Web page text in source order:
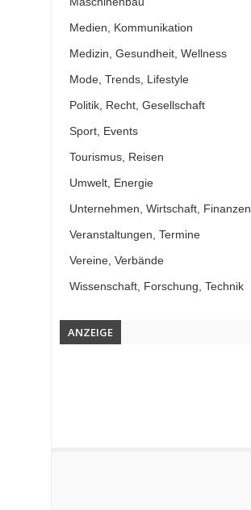
Medien, Kommunikation
Medizin, Gesundheit, Wellness
Mode, Trends, Lifestyle
Politik, Recht, Gesellschaft
Sport, Events
Tourismus, Reisen
Umwelt, Energie
Unternehmen, Wirtschaft, Finanzen
Veranstaltungen, Termine
Vereine, Verbände
Wissenschaft, Forschung, Technik
ANZEIGE